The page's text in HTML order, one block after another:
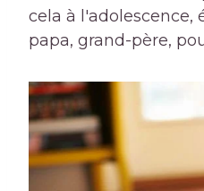
cela à l'adolescence,
papa, grand-père,